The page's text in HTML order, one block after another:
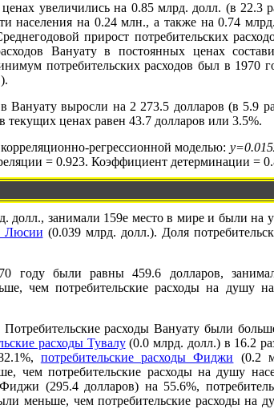
увеличились на 0.85 млрд. долл. (в 22.3
населения на 0.24 млн., а также на 0.74
прирост потребительских
Вануату в постоянных ценах
потребительских расходов был в 1970
Вануату выросли на 2 273.5 долларов (в 5.9
текущих ценах равен 43.7 долларов или 3.5%.
регрессионной моделью:
= 0.923. Коэффициент детерминации =
долл., занимали 159е место в мире и были на
Люсии (0.039 млрд. долл.). Доля
году были равны 459.6 долларов,
чем потребительские расходы на душу
расходы Вануату были
расходы Тувалу(0.0 млрд. долл.) в 16.2
потребительские расходы Фиджи (0.2
чем потребительские расходы на душу
(295.4 долларов) на 55.6%,
меньше, чем потребительские расходы на